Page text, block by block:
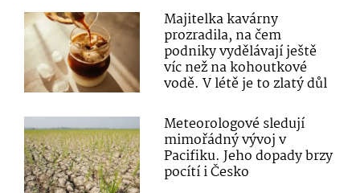
Majitelka kavárny
prozradila, na čem
podniky vydělávají ještě
víc než na kohoutkové
vodě. V létě je to zlatý důl
Meteorologové sledují
mimořádný vývoj v
Pacifiku. Jeho dopady brzy
pocítí i Česko